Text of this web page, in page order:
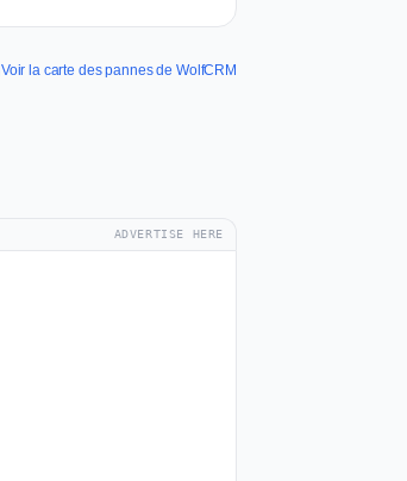
Voir la carte des pannes de WolfCRM
ADVERTISE HERE